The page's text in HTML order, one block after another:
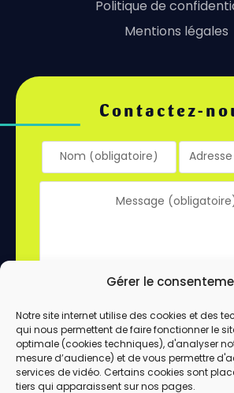
Gérer le
Notre site internet utilise des cookies et des
qui nous permettent de faire fonctionner le
optimale (cookies techniques), d'analyser
mesure d’audience) et de vous permettre
services de vidéo. Certains cookies sont
tiers qui apparaissent sur nos pages.
Politique de
Mentions légales
Contactez-
En utilisant ce formulaire, vous
stockage et le traitement de
par ce site.